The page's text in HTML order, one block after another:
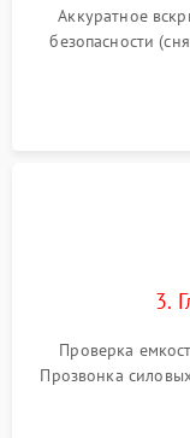
Аккуратное
безопасности
и кистей для
3.
Проверка
Прозвонка
переключения и